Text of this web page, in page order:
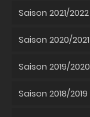
Saison 2021/2022
Saison 2020/2021
Saison 2019/2020
Saison 2018/2019